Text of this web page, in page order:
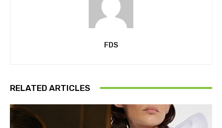
FDS
RELATED ARTICLES